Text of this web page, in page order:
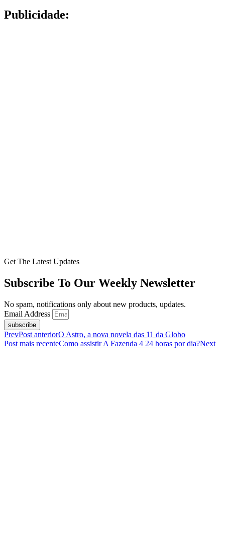
Publicidade:
Get The Latest Updates
Subscribe To Our Weekly Newsletter
No spam, notifications only about new products, updates.
Email Address
subscribe
PrevPost anteriorO Astro, a nova novela das 11 da Globo
Post mais recenteComo assistir A Fazenda 4 24 horas por dia?Next